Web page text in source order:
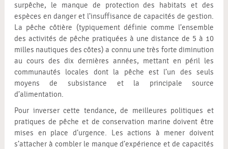
surpêche, le manque de protection des habitats et des
espèces en danger et l’insuffisance de capacités de gestion.
La pêche côtière (typiquement définie comme l’ensemble
des activités de pêche pratiquées à une distance de 5 à 10
milles nautiques des côtes) a connu une très forte diminution
au cours des dix dernières années, mettant en péril les
communautés locales dont la pêche est l’un des seuls
moyens de subsistance et la principale source
d’alimentation.
Pour inverser cette tendance, de meilleures politiques et
pratiques de pêche et de conservation marine doivent être
mises en place d’urgence. Les actions à mener doivent
s’attacher à combler le manque d’expérience et de capacités